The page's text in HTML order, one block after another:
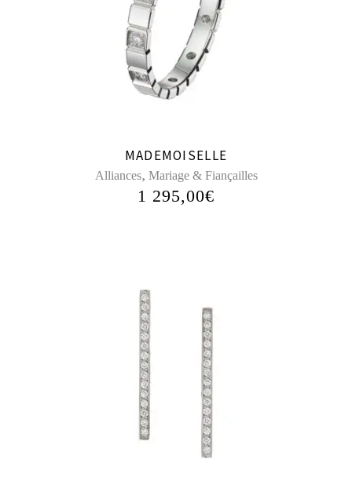
MADEMOISELLE
Alliances, Mariage & Fiançailles
1 295,00€